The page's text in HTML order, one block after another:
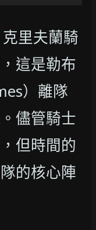
里夫蘭騎
這是勒布
）離隊
儘管騎士
但時間的
的核心陣